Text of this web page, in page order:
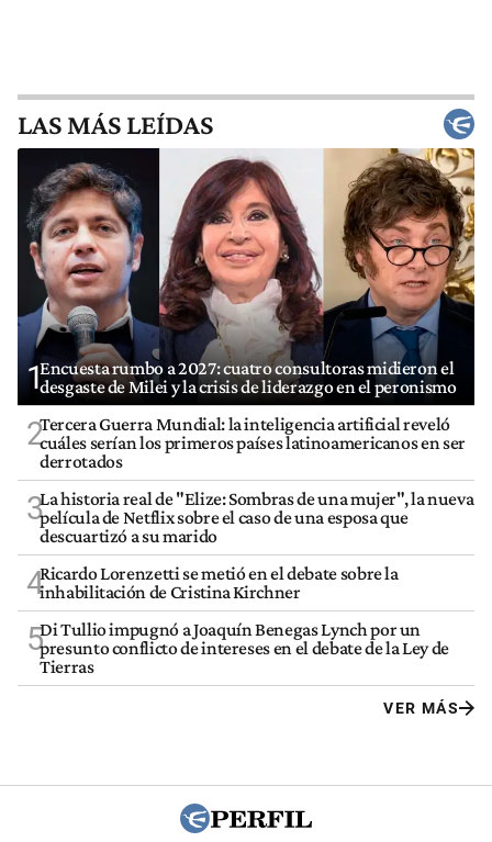
LAS MÁS LEÍDAS
1Encuesta rumbo a 2027: cuatro consultoras midieron el
desgaste de Milei y la crisis de liderazgo en el peronismo
2Tercera Guerra Mundial: la inteligencia artificial reveló
cuáles serían los primeros países latinoamericanos en ser
derrotados
3La historia real de "Elize: Sombras de una mujer", la nueva
película de Netflix sobre el caso de una esposa que
descuartizó a su marido
4Ricardo Lorenzetti se metió en el debate sobre la
inhabilitación de Cristina Kirchner
5Di Tullio impugnó a Joaquín Benegas Lynch por un
presunto conflicto de intereses en el debate de la Ley de
Tierras
VER MÁS